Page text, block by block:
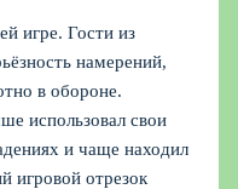
игре. Гости из
намерений,
в обороне.
использовал свои
и чаще находил
игровой отрезок